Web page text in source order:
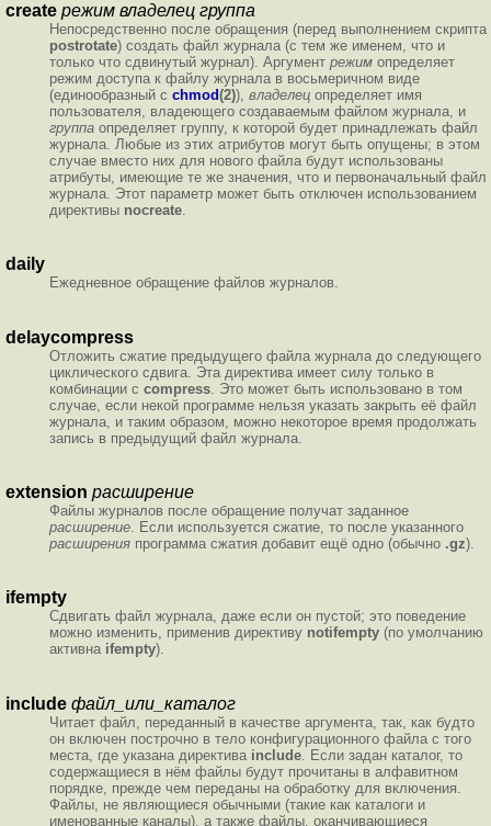
create режим владелец группа
Непосредственно после обращения (перед выполнением скрипта
postrotate) создать файл журнала (с тем же именем, что и
только что сдвинутый журнал). Аргумент режим определяет
режим доступа к файлу журнала в восьмеричном виде
(единообразный с chmod(2)), владелец определяет имя
пользователя, владеющего создаваемым файлом журнала, и
группа определяет группу, к которой будет принадлежать файл
журнала. Любые из этих атрибутов могут быть опущены; в этом
случае вместо них для нового файла будут использованы
атрибуты, имеющие те же значения, что и первоначальный файл
журнала. Этот параметр может быть отключен использованием
директивы nocreate.
daily
Ежедневное обращение файлов журналов.
delaycompress
Отложить сжатие предыдущего файла журнала до следующего
циклического сдвига. Эта директива имеет силу только в
комбинации с compress . Это может быть использовано в том
случае, если некой программе нельзя указать закрыть её файл
журнала, и таким образом, можно некоторое время продолжать
запись в предыдущий файл журнала.
extension расширение
Файлы журналов после обращение получат заданное
расширение. Если используется сжатие, то после указанного
расширения программа сжатия добавит ещё одно (обычно .gz).
ifempty
Сдвигать файл журнала, даже если он пустой; это поведение
можно изменить, применив директиву notifempty (по умолчанию
активна ifempty).
include файл_или_каталог
Читает файл, переданный в качестве аргумента, так, как будто
он включен построчно в тело конфигурационного файла с того
места, где указана директива include . Если задан каталог, то
содержащиеся в нём файлы будут прочитаны в алфавитном
порядке, прежде чем переданы на обработку для включения.
Файлы, не являющиеся обычными (такие как каталоги и
именованные каналы), а также файлы, оканчивающиеся